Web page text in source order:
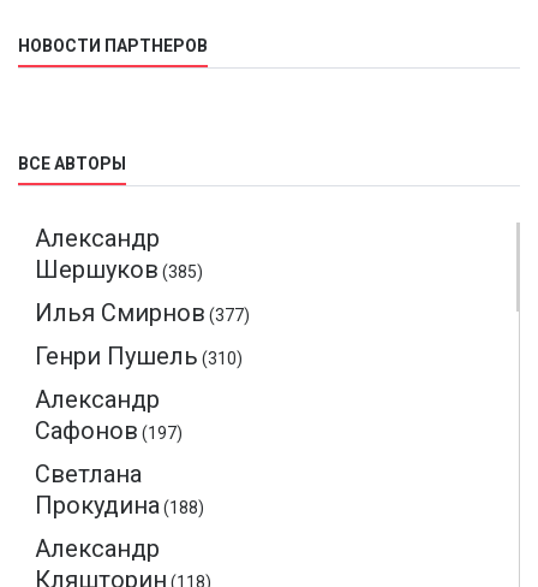
НОВОСТИ ПАРТНЕРОВ
ВСЕ АВТОРЫ
Александр
Шершуков (385)
Илья Смирнов (377)
Генри Пушель (310)
Александр
Сафонов (197)
Светлана
Прокудина (188)
Александр
Кляшторин (118)